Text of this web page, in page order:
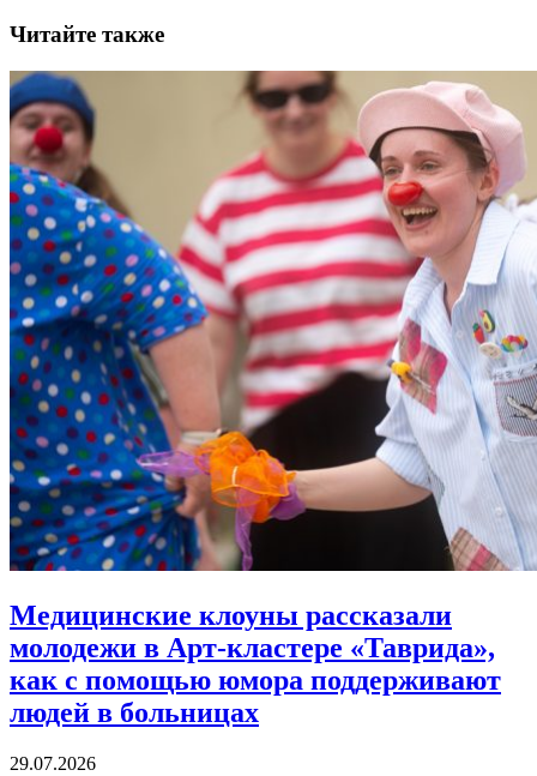
Читайте также
Медицинские клоуны рассказали
молодежи в Арт-кластере «Таврида»,
как с помощью юмора поддерживают
людей в больницах
29.07.2026